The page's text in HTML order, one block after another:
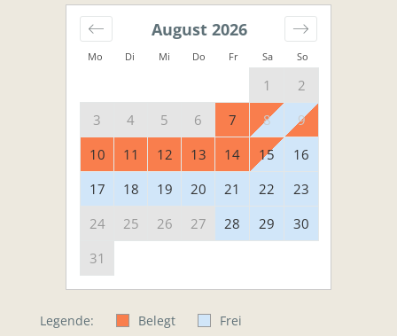
Mo Di Mi Do Fr Sa So
August 2026
1
2
3
4 5 6 7 8
9
10
11 12 13 14 15
16
17
18 19 20 21 22
23
24
25 26 27 28 29
30
31
Legende: Belegt Frei